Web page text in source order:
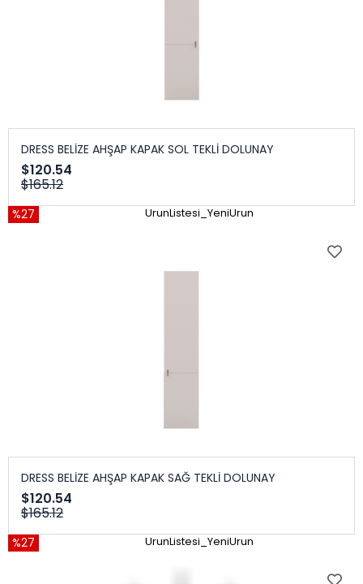
DRESS BELİZE AHŞAP KAPAK SOL TEKLİ DOLUNAY
$120.54
$165.12
%27 UrunListesi_YeniUrun
DRESS BELİZE AHŞAP KAPAK SAĞ TEKLİ DOLUNAY
$120.54
$165.12
%27 UrunListesi_YeniUrun